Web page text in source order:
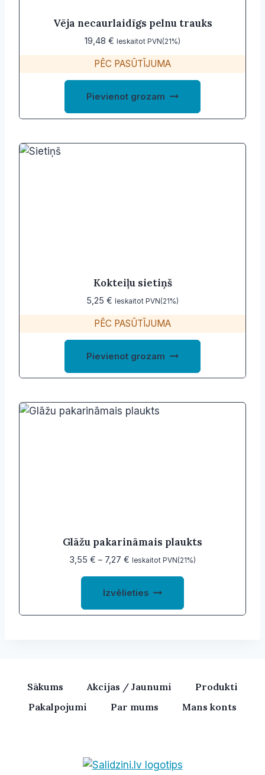
Vēja necaurlaidīgs pelnu trauks
19,48 € Ieskaitot PVN(21%)
PĒC PASŪTĪJUMA
Pievienot grozam
Kokteiļu sietiņš
5,25 € Ieskaitot PVN(21%)
PĒC PASŪTĪJUMA
Pievienot grozam
Glāžu pakarināmais plaukts
3,55 € – 7,27 € Price
3,55 €
7,27 €
Ieskaitot PVN(21%)
Izvēlieties
has
be
Sākums Akcijas / Jaunumi
Produkti
Pakalpojumi
Par mums Mans konts